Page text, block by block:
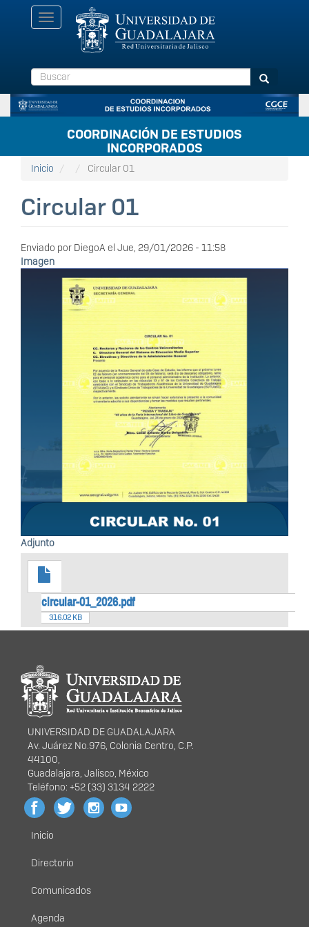
Toggle
navigation
Buscar Buscar
COORDINACIÓN DE ESTUDIOS
INCORPORADOS
Inicio Circular 01
Circular 01
Enviado por DiegoA el Jue, 29/01/2026 - 11:58
Imagen
Adjunto
circular-01_2026.pdf
316.02 KB
Información del
portal
UNIVERSIDAD DE GUADALAJARA
Av. Juárez No.976, Colonia Centro, C.P.
44100,
Guadalajara, Jalisco, México
Teléfono: +52 (33) 3134 2222
Menú
principal
Inicio
Directorio
Comunicados
Agenda